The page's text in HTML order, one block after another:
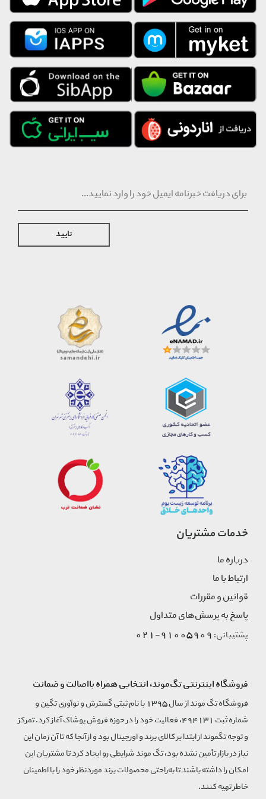
تایید
خدمات مشتریان
درباره ما
ارتباط با ما
قوانین و مقررات
پاسخ به پرسش‌های متداول
پشتیبانی: 91005909-021
فروشگاه اینترنتی تگ‌موند، انتخابی همراه بااصالت و ضمانت
فروشگاه تگ موند از سال 1395 با نام ثبتی گسترش و نوآوری تگین و
شماره ثبت 494131، فعالیت خود را در حوزه فروش پوشاک آغاز کرد. تمرکز
و توجه تگموند از ابتدا بر کالای برند و اورجینال بود و از آنجا که تا آن زمان این
نیاز در بازار تأمین نشده بود، تگ موند شرایطی رو ایجاد کرد تا مشتریان این
امکان را داشته باشند تا به‌راحتی محصولات برند مورد‌نظر خود را با اطمینان
خاطر تهیه کنند.